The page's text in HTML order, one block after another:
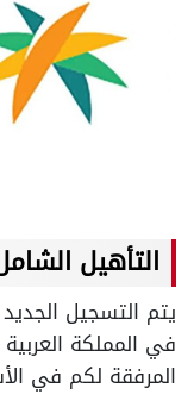
التأهيل
يتم التسجيل
في المملكة
المرفقة لكم في